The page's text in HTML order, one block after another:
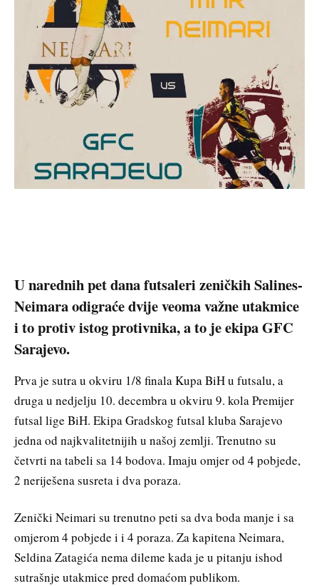
U narednih pet dana futsaleri zeničkih Salines-
Neimara odigraće dvije veoma važne utakmice
i to protiv istog protivnika, a to je ekipa GFC
Sarajevo.
Prva je sutra u okviru 1/8 finala Kupa BiH u futsalu, a
druga u nedjelju 10. decembra u okviru 9. kola Premijer
futsal lige BiH. Ekipa Gradskog futsal kluba Sarajevo
jedna od najkvalitetnijih u našoj zemlji. Trenutno su
četvrti na tabeli sa 14 bodova. Imaju omjer od 4 pobjede,
2 neriješena susreta i dva poraza.
Zenički Neimari su trenutno peti sa dva boda manje i sa
omjerom 4 pobjede i i 4 poraza. Za kapitena Neimara,
Seldina Zatagića nema dileme kada je u pitanju ishod
sutrašnje utakmice pred domaćom publikom.